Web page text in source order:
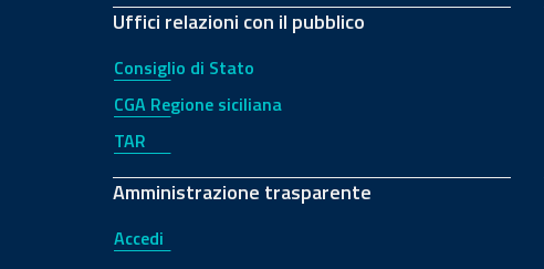
Uffici relazioni con il pubblico
Consiglio di Stato
CGA Regione siciliana
TAR
Amministrazione trasparente
Accedi